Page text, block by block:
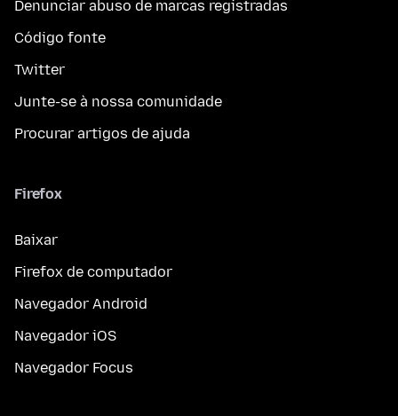
Denunciar abuso de marcas registradas
Código fonte
Twitter
Junte-se à nossa comunidade
Procurar artigos de ajuda
Firefox
Baixar
Firefox de computador
Navegador Android
Navegador iOS
Navegador Focus